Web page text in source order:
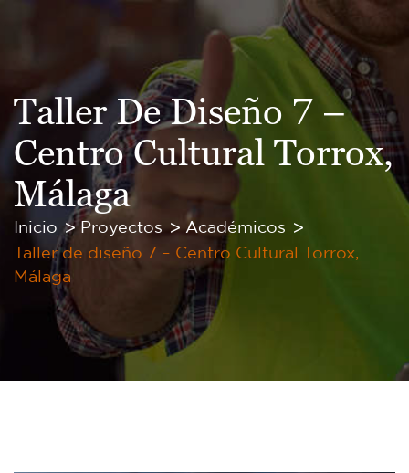
Taller De Diseño 7 –
Centro Cultural Torrox,
Málaga
Inicio Proyectos
Académicos
Taller de diseño 7 – Centro Cultural Torrox,
Málaga